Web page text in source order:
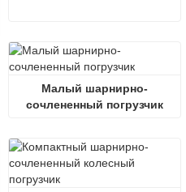
Малый шарнирно-
сочлененный погрузчик